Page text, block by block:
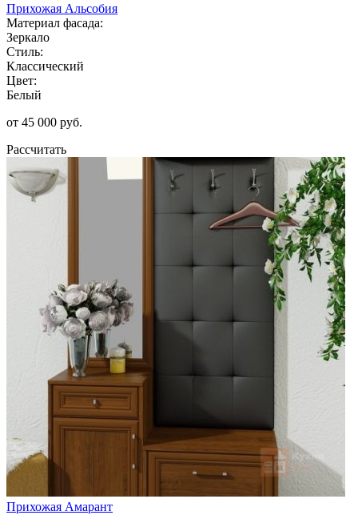
Прихожая Альсобия
Материал фасада:
Зеркало
Стиль:
Классический
Цвет:
Белый
от 45 000 руб.
Рассчитать
Прихожая Амарант